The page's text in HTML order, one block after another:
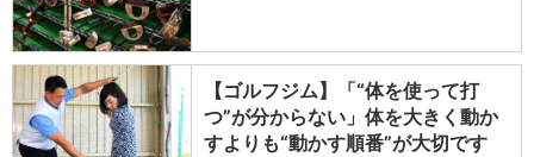
【ゴルフジム】「“体を使って打
つ”が分からない」体を大きく動か
すよりも“動かす順番”が大切です